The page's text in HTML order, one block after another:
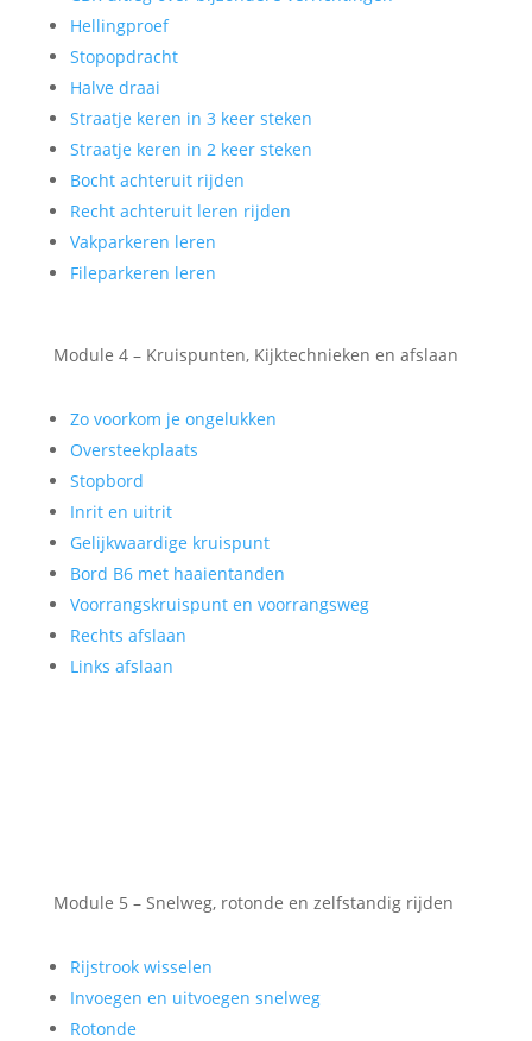
Hellingproef
Stopopdracht
Halve draai
Straatje keren in 3 keer steken
Straatje keren in 2 keer steken
Bocht achteruit rijden
Recht achteruit leren rijden
Vakparkeren leren
Fileparkeren leren
Module 4 – Kruispunten, Kijktechnieken en afslaan
Zo voorkom je ongelukken
Oversteekplaats
Stopbord
Inrit en uitrit
Gelijkwaardige kruispunt
Bord B6 met haaientanden
Voorrangskruispunt en voorrangsweg
Rechts afslaan
Links afslaan
Module 5 – Snelweg, rotonde en zelfstandig rijden
Rijstrook wisselen
Invoegen en uitvoegen snelweg
Rotonde